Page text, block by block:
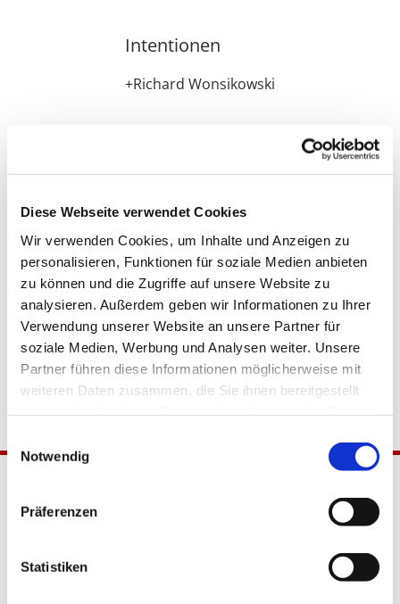
Diese Webseite verwendet Cookies
Wir verwenden Cookies, um Inhalte und Anzeigen zu
personalisieren, Funktionen für soziale Medien anbieten
zu können und die Zugriffe auf unsere Website zu
analysieren. Außerdem geben wir Informationen zu Ihrer
Verwendung unserer Website an unsere Partner für
soziale Medien, Werbung und Analysen weiter. Unsere
Partner führen diese Informationen möglicherweise mit
weiteren Daten zusammen, die Sie ihnen bereitgestellt
Notwendig
Präferenzen
Statistiken
Intentionen
+Richard Wonsikowski